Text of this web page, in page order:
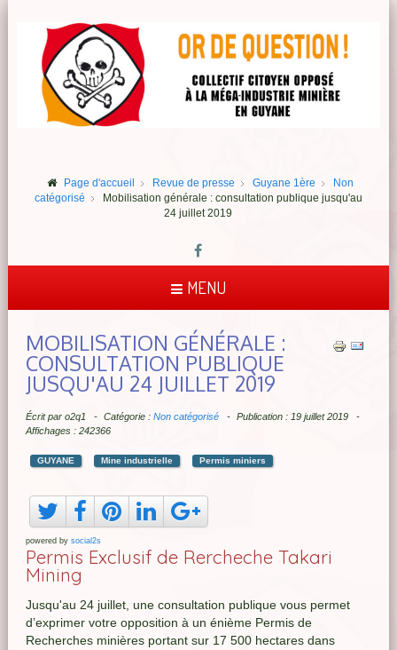
Page d'accueil Revue de presse Guyane 1ère
Non
catégorisé
Mobilisation générale : consultation publique jusqu'au
24 juillet 2019
MENU
MOBILISATION GÉNÉRALE :
CONSULTATION PUBLIQUE
JUSQU'AU 24 JUILLET 2019
Écrit par o2q1 Catégorie : Non catégorisé
Publication : 19 juillet 2019
Affichages : 242366
GUYANE Mine industrielle Permis miniers
powered by social2s
Permis Exclusif de Rercheche Takari
Mining
Jusqu'au 24 juillet, une consultation publique vous permet
d’exprimer votre opposition à un énième Permis de
Recherches minières portant sur 17 500 hectares dans